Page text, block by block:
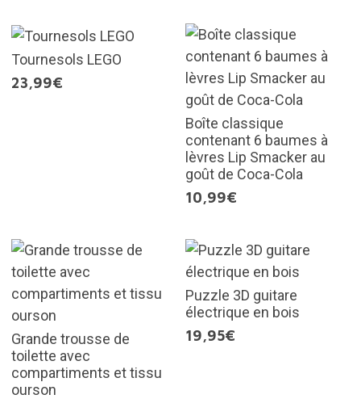
Tournesols LEGO
23,99€
Boîte classique
contenant 6 baumes à
lèvres Lip Smacker au
goût de Coca-Cola
10,99€
Grande trousse de
toilette avec
compartiments et tissu
ourson
Puzzle 3D guitare
électrique en bois
19,95€